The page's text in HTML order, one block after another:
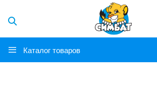
Каталог товаров